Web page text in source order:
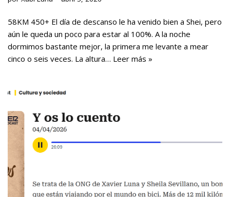
58KM 450+ El día de descanso le ha venido bien a Shei, pero
aún le queda un poco para estar al 100%. A la noche
dormimos bastante mejor, la primera me levante a mear
cinco o seis veces. La altura… Leer más »